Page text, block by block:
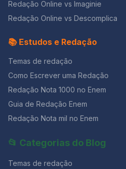
mentir. Não sou tão feia que
Rio de Janeiro uma beleza e
sina. Inauguro linhagens,
amargura. Minha tristeza não
vontade de alegria, sua raiz
coxo na vida é maldição pra
desdobrável. Percebeu que este poema é inspirado
no “Poema de Sete Faces”,
fato de ser mulher. Se a forma
participação da mulher na
desdobrável.” É curto e tem
Decore alguns versos dessas
usar na redação! Não custa
descamação do endométrio,
sangramentos, que marca o
acontece a cada 28 dias,
menstruação não ocorre, pois
secreção do FSH (hormônio
impedindo a maturação de
b) É o período entre o início
seu final é chamado ciclo
(luteinizante) produzidos pelo
décimo quarto dia a partir do
ovócito secundário
Redação Online vs Imaginie
Redação Online vs Descomplica
📚 Estudos e Redação
Temas de redação
Como Escrever uma Redação
Redação Nota 1000 no Enem
Guia de Redação Enem
Redação Nota mil no Enem
📂 Categorias do Blog
Temas de redação